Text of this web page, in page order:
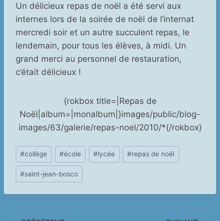
Un délicieux repas de noël a été servi aux
internes lors de la soirée de noël de l’internat
mercredi soir et un autre succulent repas, le
lendemain, pour tous les élèves, à midi. Un
grand merci au personnel de restauration,
c’était délicieux !
{rokbox title=|Repas de
Noël|album=|monalbum|}images/public/blog-
images/63/galerie/repas-noel/2010/*{/rokbox}
Étiquettes
de
la
#collège #école #lycée #repas de noël
#saint-jean-bosco